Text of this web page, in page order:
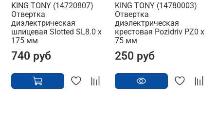
KING TONY (14720807)
Отвертка
диэлектрическая
шлицевая Slotted SL8.0 x
175 мм
740 руб
KING TONY (14780003)
Отвертка
диэлектрическая
крестовая Pozidriv PZ0 x
75 мм
250 руб